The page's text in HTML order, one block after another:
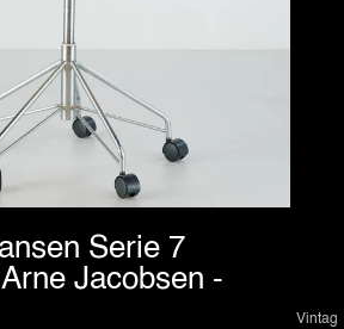
Serie 7
Jacobsen -
Vintag